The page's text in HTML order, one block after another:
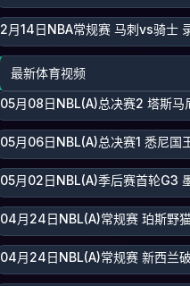
2月14日NBA常规赛 马刺vs骑士
最新体育视频
05月08日NBL(A)总决赛2 塔斯马
05月06日NBL(A)总决赛1 悉尼国
05月02日NBL(A)季后赛首轮G3
04月24日NBL(A)常规赛 珀斯野
04月24日NBL(A)常规赛 新西兰